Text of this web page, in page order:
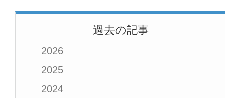
過去の記事
2026
2025
2024